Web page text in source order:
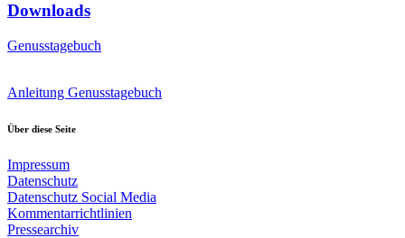
Downloads
Genusstagebuch
Anleitung Genusstagebuch
Über diese Seite
Impressum
Datenschutz
Datenschutz Social Media
Kommentarrichtlinien
Pressearchiv